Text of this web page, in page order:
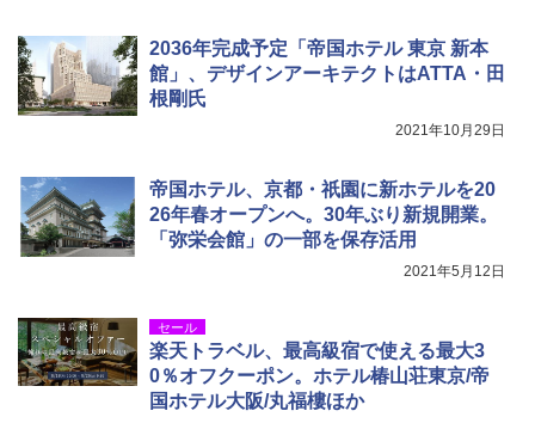
2036年完成予定「帝国ホテル 東京 新本
館」、デザインアーキテクトはATTA・田
根剛氏
2021年10月29日
帝国ホテル、京都・祇園に新ホテルを20
26年春オープンへ。30年ぶり新規開業。
「弥栄会館」の一部を保存活用
2021年5月12日
セール
楽天トラベル、最高級宿で使える最大3
0％オフクーポン。ホテル椿山荘東京/帝
国ホテル大阪/丸福樓ほか